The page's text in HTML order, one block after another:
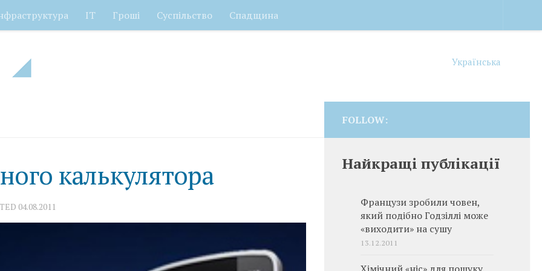
ІТ Гроші Суспільство Спадщина
Українська
калькулятора
04.08.2011
FOLLOW:
Найкращі публікації
Французи зробили човен,
який подібно Годзіллі може
«виходити» на сушу
13.12.2011